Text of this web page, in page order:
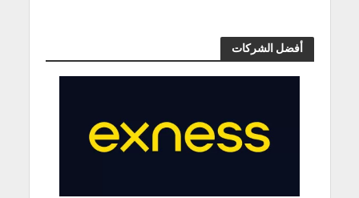
أفضل الشركات